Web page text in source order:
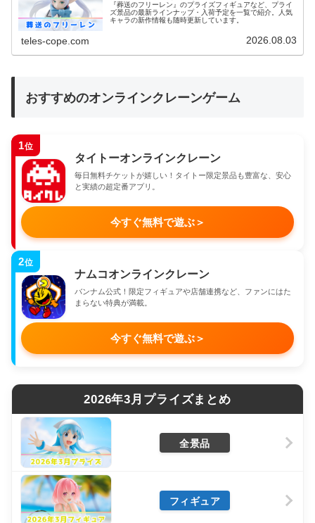
『葬送のフリーレン』のプライズフィギュアなど、プライ
ズ景品の最新ラインナップ・入荷予定を一覧で紹介。人気
キャラの新作情報も随時更新しています。
teles-cope.com 2026.08.03
おすすめのオンラインクレーンゲーム
1位
タイトーオンラインクレーン
毎日無料チケットが嬉しい！タイトー限定景品も豊富な、安心
と実績の超定番アプリ。
今すぐ無料で遊ぶ＞
2位
ナムコオンラインクレーン
バンナム公式！限定フィギュアや店舗連携など、ファンにはた
まらない特典が満載。
今すぐ無料で遊ぶ＞
2026年3月プライズまとめ
全景品
フィギュア